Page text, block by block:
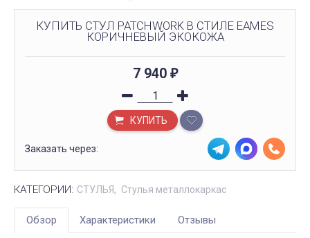
КУПИТЬ СТУЛ PATCHWORK В СТИЛЕ EAMES
КОРИЧНЕВЫЙ ЭКОКОЖА
7 940 ₽
КУПИТЬ
Заказать через:
КАТЕГОРИИ: СТУЛЬЯ Стулья металлокаркас
Обзор Характеристики Отзывы